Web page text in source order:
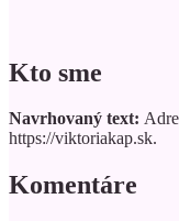
Kto sme
Navrhovaný text:
https://viktoriakap.sk.
Komentáre